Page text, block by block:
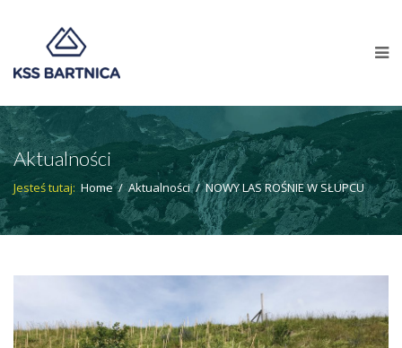
Aktualności
Jesteś tutaj: Home / Aktualności / NOWY LAS ROŚNIE W SŁUPCU